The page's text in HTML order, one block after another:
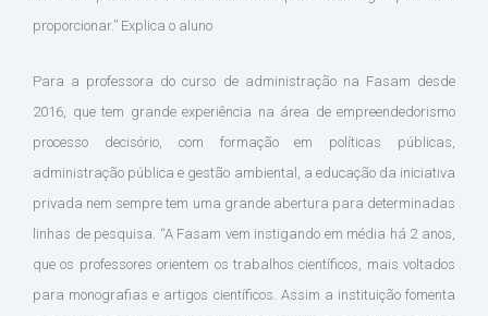
proporcionar.” Explica o aluno
Para a professora do curso de administração na Fasam desde
2016, que tem grande experiência na área de empreendedorismo
processo decisório, com formação em políticas públicas,
administração pública e gestão ambiental, a educação da iniciativa
privada nem sempre tem uma grande abertura para determinadas
linhas de pesquisa. “A Fasam vem instigando em média há 2 anos,
que os professores orientem os trabalhos científicos, mais voltados
para monografias e artigos científicos. Assim a instituição fomenta